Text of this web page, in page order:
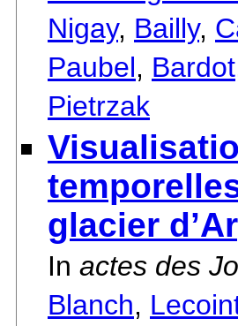
Nigay, Bailly,
Paubel, Bardot
Pietrzak
glacier
In actes des
Blanch,